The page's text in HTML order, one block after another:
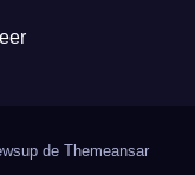
de Themeansar